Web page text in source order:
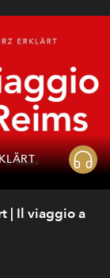
| Il viaggio a